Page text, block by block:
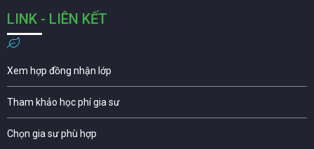
LINK - LIÊN KẾT
Xem hợp đồng nhận lớp
Tham khảo học phí gia sư
Chọn gia sư phù hợp